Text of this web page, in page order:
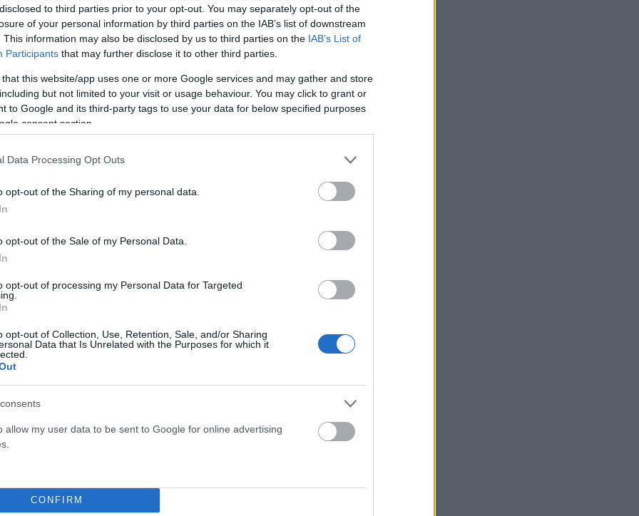
to third parties prior to your opt-out. You may separately opt-out of the
of your personal information by third parties on the IAB’s list of downstream
This information may also be disclosed by us to third parties on the IAB’s List of
Participants that may further disclose it to other third parties.
that this website/app uses one or more Google services and may gather and store
but not limited to your visit or usage behaviour. You may click to grant or
to Google and its third-party tags to use your data for below specified purposes
consent section.
Data Processing Opt Outs
opt-out of the Sharing of my personal data.
opt-out of the Sale of my Personal Data.
opt-out of processing my Personal Data for Targeted
opt-out of Collection, Use, Retention, Sale, and/or Sharing
Data that Is Unrelated with the Purposes for which it
allow my user data to be sent to Google for online advertising
CONFIRM
Τρεις συλλήψεις για τα 67 κιλά κοκαΐνης σε
κοντέινερ στον Πειραιά
ΑΝΑΡΤΗΘΗΚΕ ΑΠΟ
Ασφάλειας Αττικής, έδωσε στοιχεία για την εξάρθρωση
Ανάσα στην αγορά και αυξημένοι τζίροι από
Τον βηματισμό του αρχίζει να βρίσκει το εμπόριο μετά
από αρκετά χρόνια, γεγονός που επιβεβαιώνεται από τα